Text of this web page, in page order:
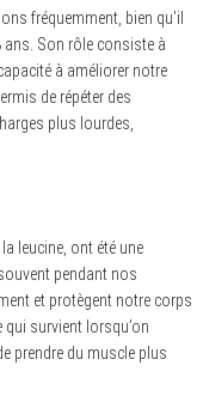
fréquemment, bien qu’il
Son rôle consiste à
à améliorer notre
de répéter des
plus lourdes,
leucine, ont été une
pendant nos
et protègent notre corps
survient lorsqu’on
prendre du muscle plus